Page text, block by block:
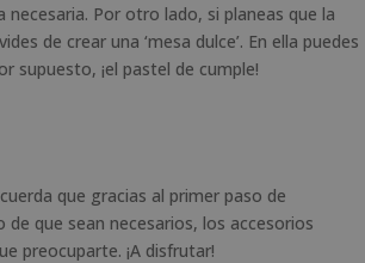
Por otro lado, si planeas que la
de crear una ‘mesa dulce’. En ella puedes
supuesto, ¡el pastel de cumple!
que gracias al primer paso de
que sean necesarios, los accesorios
preocuparte. ¡A disfrutar!